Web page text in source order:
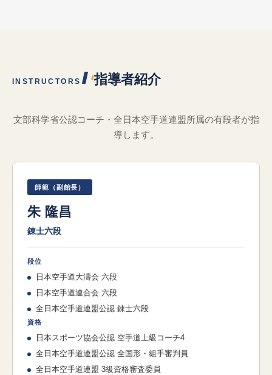
INSTRUCTORS 指導者紹介
文部科学省公認コーチ・全日本空手道連盟所属の有段者が指
導します。
師範（副館長）
朱 隆昌
錬士六段
段位
日本空手道大濤会 六段
日本空手道連合会 六段
全日本空手道連盟公認 錬士六段
資格
日本スポーツ協会公認 空手道上級コーチ4
全日本空手道連盟公認 全国形・組手審判員
全日本空手道連盟 3級資格審査委員